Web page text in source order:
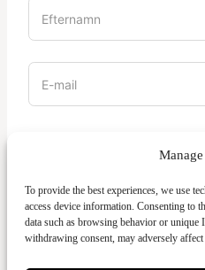
To provide the best experiences, we use
access device information. Consenting to
data such as browsing behavior or
withdrawing consent, may adversely
Vilket campus är du en